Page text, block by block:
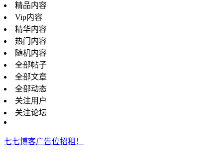
精品内容
Vip内容
精华内容
热门内容
随机内容
全部帖子
全部文章
全部动态
关注用户
关注论坛
七七博客广告位招租！